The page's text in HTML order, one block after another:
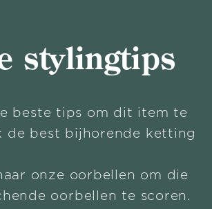
stylingtips
beste tips om dit item te
de best bijhorende ketting
onze oorbellen om die
oorbellen te scoren.